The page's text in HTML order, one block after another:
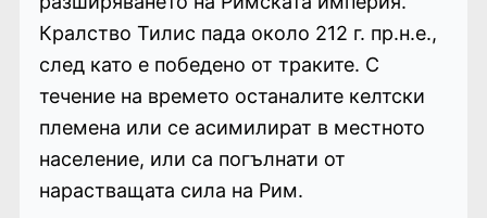
Кралство Тилис пада около 212 г. пр.н.е.,
след като е победено от траките. С
течение на времето останалите келтски
племена или се асимилират в местното
население, или са погълнати от
нарастващата сила на Рим.